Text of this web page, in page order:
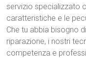
servizio specializzato
caratteristiche e le
Che tu abbia bisogno
riparazione, i nostri
competenza e